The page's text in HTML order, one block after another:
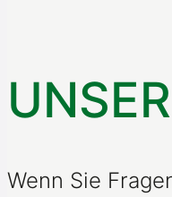
Wenn Sie